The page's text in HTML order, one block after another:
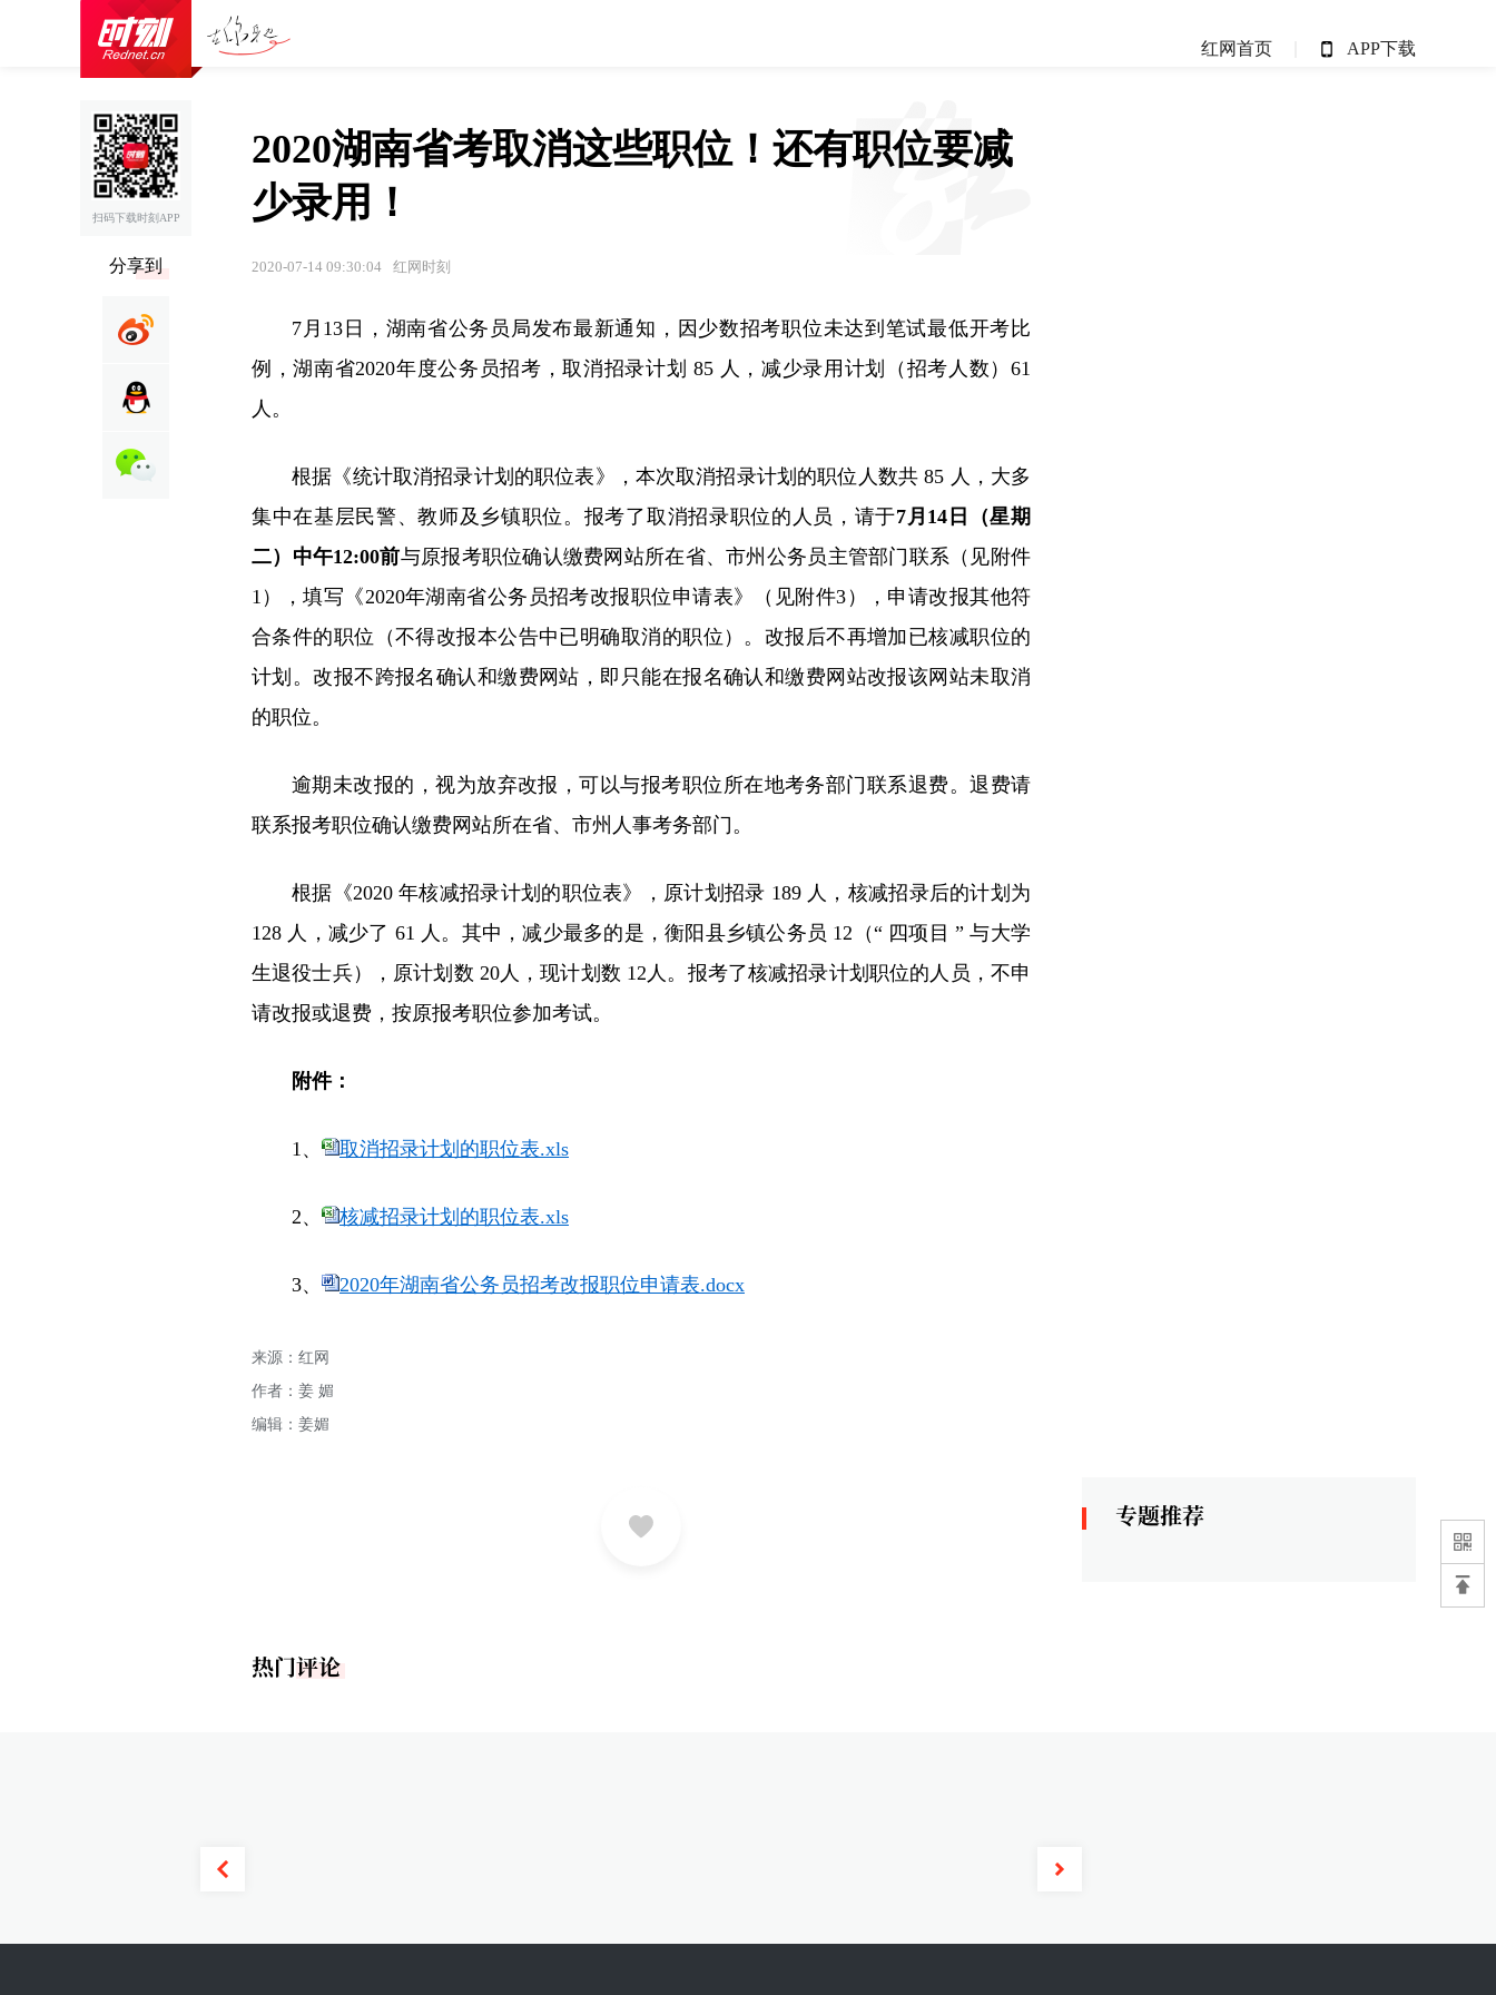
红网首页 APP下载
扫码下载时刻APP
分享到
2020湖南省考取消这些职位！还有职位要减
少录用！
2020-07-14 09:30:04 红网时刻
7月13日，湖南省公务员局发布最新通知，因少数招考职位未达到笔试最低开考比
例，湖南省2020年度公务员招考，取消招录计划 85 人，减少录用计划（招考人数）61
人。
根据《统计取消招录计划的职位表》，本次取消招录计划的职位人数共 85 人，大多
集中在基层民警、教师及乡镇职位。报考了取消招录职位的人员，请于7月14日（星期
二）中午12:00前与原报考职位确认缴费网站所在省、市州公务员主管部门联系（见附件
1），填写《2020年湖南省公务员招考改报职位申请表》（见附件3），申请改报其他符
合条件的职位（不得改报本公告中已明确取消的职位）。改报后不再增加已核减职位的
计划。改报不跨报名确认和缴费网站，即只能在报名确认和缴费网站改报该网站未取消
的职位。
逾期未改报的，视为放弃改报，可以与报考职位所在地考务部门联系退费。退费请
联系报考职位确认缴费网站所在省、市州人事考务部门。
根据《2020 年核减招录计划的职位表》，原计划招录 189 人，核减招录后的计划为
128 人，减少了 61 人。其中，减少最多的是，衡阳县乡镇公务员 12（“ 四项目 ” 与大学
生退役士兵），原计划数 20人，现计划数 12人。报考了核减招录计划职位的人员，不申
请改报或退费，按原报考职位参加考试。
附件：
1、 取消招录计划的职位表.xls
2、 核减招录计划的职位表.xls
3、 2020年湖南省公务员招考改报职位申请表.docx
来源：红网
作者：姜 媚
编辑：姜媚